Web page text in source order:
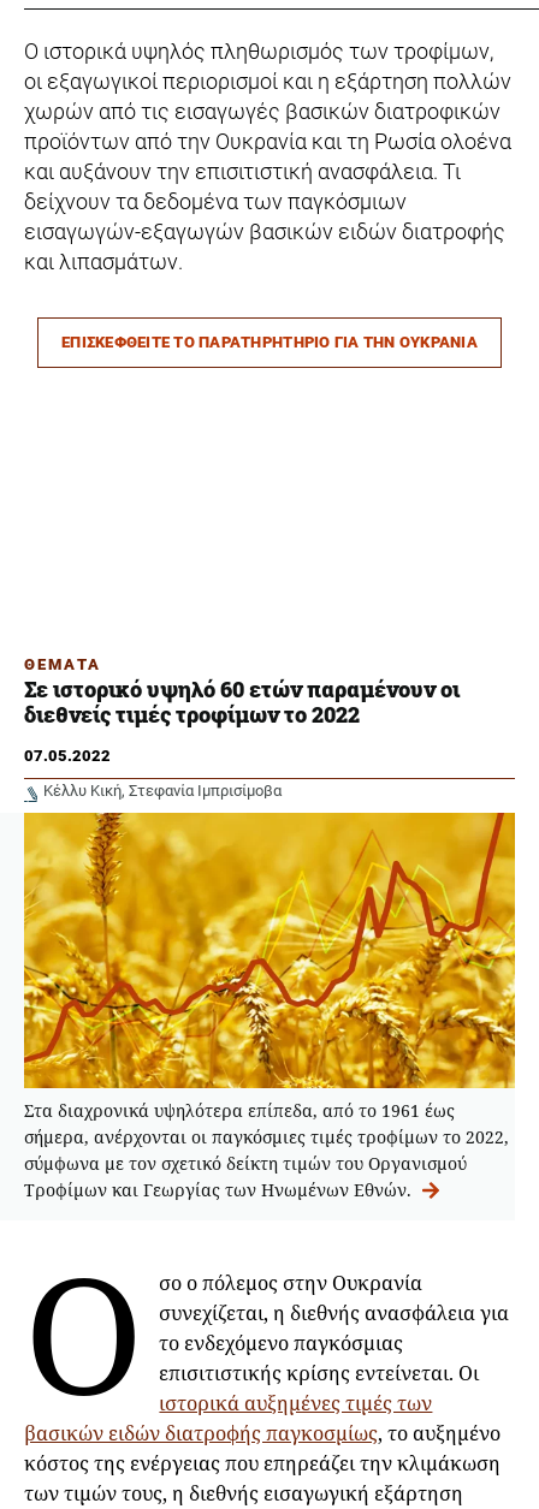
Ο ιστορικά υψηλός πληθωρισμός των τροφίμων,
οι εξαγωγικοί περιορισμοί και η εξάρτηση πολλών
χωρών από τις εισαγωγές βασικών διατροφικών
προϊόντων από την Ουκρανία και τη Ρωσία ολοένα
και αυξάνουν την επισιτιστική ανασφάλεια. Τι
δείχνουν τα δεδομένα των παγκόσμιων
εισαγωγών-εξαγωγών βασικών ειδών διατροφής
και λιπασμάτων.
ΕΠΙΣΚΕΦΘΕΙΤΕ ΤΟ ΠΑΡΑΤΗΡΗΤΗΡΙΟ ΓΙΑ ΤΗΝ ΟΥΚΡΑΝΙΑ
ΘΕΜΑΤΑ
Σε ιστορικό υψηλό 60 ετών παραμένουν οι
διεθνείς τιμές τροφίμων το 2022
07.05.2022
Κέλλυ Κική Στεφανία Ιμπρισίμοβα
Στα διαχρονικά υψηλότερα επίπεδα, από το 1961 έως
σήμερα, ανέρχονται οι παγκόσμιες τιμές τροφίμων το 2022,
σύμφωνα με τον σχετικό δείκτη τιμών του Οργανισμού
Τροφίμων και Γεωργίας των Ηνωμένων Εθνών.
Ό
σο ο πόλεμος στην Ουκρανία
συνεχίζεται, η διεθνής ανασφάλεια για
το ενδεχόμενο παγκόσμιας
επισιτιστικής κρίσης εντείνεται. Οι
ιστορικά αυξημένες τιμές των
βασικών ειδών διατροφής παγκοσμίως, το αυξημένο
κόστος της ενέργειας που επηρεάζει την κλιμάκωση
των τιμών τους, η διεθνής εισαγωγική εξάρτηση